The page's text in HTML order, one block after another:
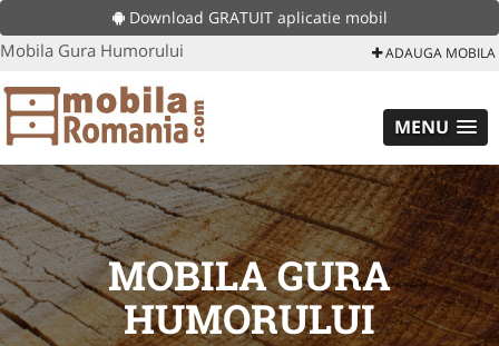
Download GRATUIT aplicatie mobil
Mobila Gura Humorului ADAUGA MOBILA
MENU
MOBILA GURA
HUMORULUI